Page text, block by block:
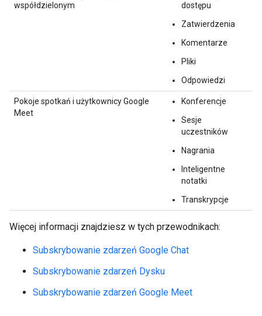
współdzielonym
dostępu
Zatwierdzenia
Komentarze
Pliki
Odpowiedzi
Pokoje spotkań i użytkownicy Google
Meet
Konferencje
Sesje
uczestników
Nagrania
Inteligentne
notatki
Transkrypcje
Więcej informacji znajdziesz w tych przewodnikach:
Subskrybowanie zdarzeń Google Chat
Subskrybowanie zdarzeń Dysku
Subskrybowanie zdarzeń Google Meet